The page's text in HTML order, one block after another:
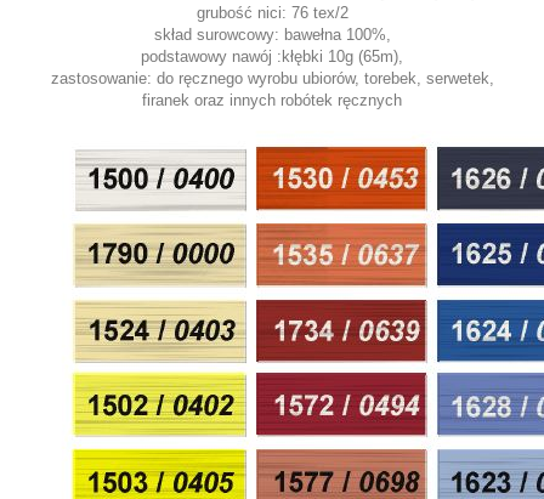
grubość nici: 76 tex/2
skład surowcowy: bawełna 100%,
podstawowy nawój :kłębki 10g (65m),
zastosowanie: do ręcznego wyrobu ubiorów, torebek, serwetek,
firanek oraz innych robótek ręcznych